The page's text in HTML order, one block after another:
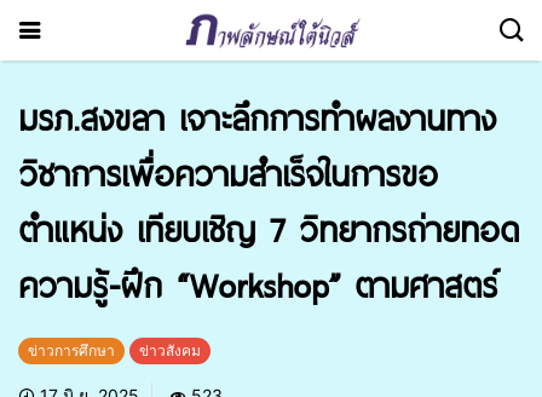
มรภ.สงขลา เจาะลึกการทำผลงานทาง
วิชาการเพื่อความสำเร็จในการขอ
ตำแหน่ง เทียบเชิญ 7 วิทยากรถ่ายทอด
ความรู้-ฝึก “Workshop” ตามศาสตร์
ข่าวการศึกษา ข่าวสังคม